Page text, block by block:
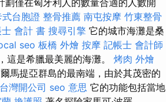
式台胞證 整骨推薦 南屯按摩 竹東整骨
會計 書 搜尋引擎 它的城市海灘是桑
seo 板橋 外燴 按摩 記帳士 會計師
是希臘最美麗的海灘。 烤肉 外燴
馬提亞群島的最南端，由於其茂密的
灣開公司 seo 意思 它的功能包括當地